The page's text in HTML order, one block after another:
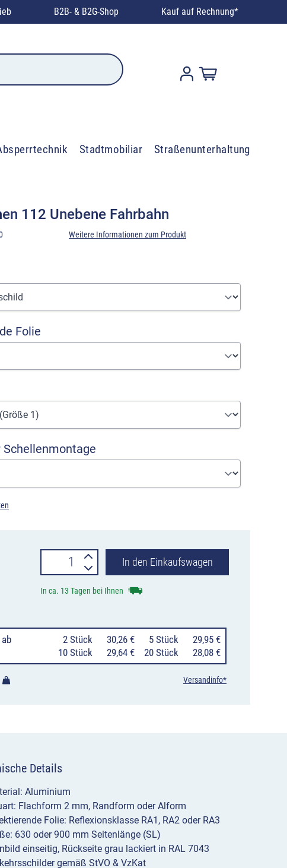
B2B- & B2G-Shop Kauf auf Rechnung*
Stadtmobiliar Straßenunterhaltung
112 Unebene Fahrbahn
Weitere Informationen zum Produkt
Folie
Schellenmontage
Verkehrszeichen
112
Fahrbahn
Menge
In den Einkaufswagen
In ca. 13 Tagen bei Ihnen
ab 2 Stück 30,26 € 5 Stück
29,95 €
10 Stück
29,64 € 20 Stück 28,08 €
Versandinfo*
Details
Aluminium
Flachform 2 mm, Randform oder Alform
Folie: Reflexionsklasse RA1, RA2 oder RA3
630 oder 900 mm Seitenlänge (SL)
einseitig, Rückseite grau lackiert in RAL 7043
gemäß StVO & VzKat